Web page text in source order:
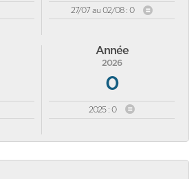
27/07 au 02/08 : 0
Année
2026
0
2025 : 0